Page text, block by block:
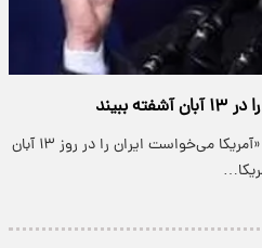
پارسینه: رئیس‌جمهور با بیان این‌که «آمریکا می‌خواست ایران را در روز ۱۳ آبان